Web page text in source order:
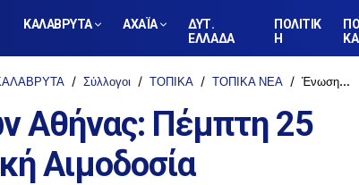
ΚΑΛΑΒΡΥΤΑ ΑΧΑΪΑ
ΔΥΤ.
ΕΛΛΑΔΑ
ΠΟΛΙΤΙΚ
Η
ΚΑ
Σύλλογοι ΤΟΠΙΚΑ ΤΟΠΙΚΑ ΝΕΑ Ένωση Καλαβρυτινών Αθήνας: Πέμπτη 25 Μαΐου η 2η Εθελοντική Αιμοδοσία
Αθήνας: Πέμπτη 25
Αιμοδοσία